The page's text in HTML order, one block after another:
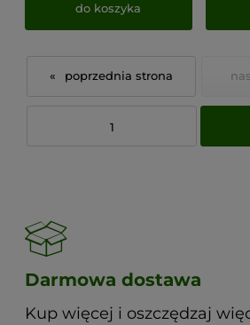
do koszyka
«
1
Darmowa dostawa
Kup więcej i oszczędzaj